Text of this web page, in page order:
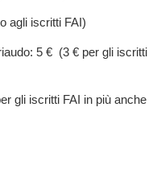
agli iscritti FAI)
5 € (3 € per gli iscritti
gli iscritti FAI in più anche